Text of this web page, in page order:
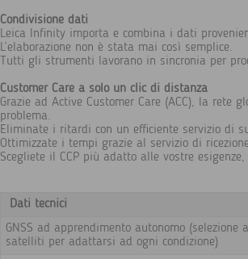
Condivisione dati
Leica Infinity importa e combina i dati
L’elaborazione non è stata mai così semplice.
Tutti gli strumenti lavorano in sincronia per
Customer Care a solo un clic di distanza
Grazie ad Active Customer Care (ACC), la
problema.
Eliminate i ritardi con un efficiente servizio di
Ottimizzate i tempi grazie al servizio di
Scegliete il CCP più adatto alle vostre
Dati tecnici
GNSS ad apprendimento autonomo (selezione
satelliti per adattarsi ad ogni condizione)